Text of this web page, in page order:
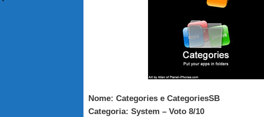
Nome: Categories e CategoriesSB
Categoria: System – Voto 8/10